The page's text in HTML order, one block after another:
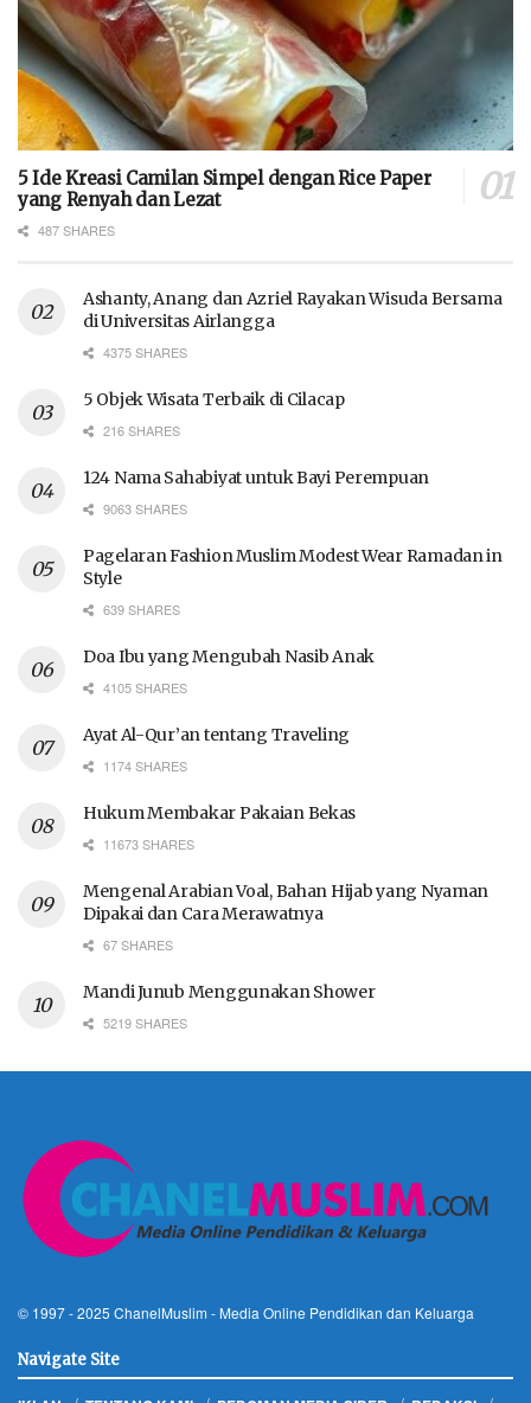
5 Ide Kreasi Camilan Simpel dengan Rice Paper
yang Renyah dan Lezat
487 SHARES
Ashanty, Anang dan Azriel Rayakan Wisuda Bersama
di Universitas Airlangga
4375 SHARES
5 Objek Wisata Terbaik di Cilacap
216 SHARES
124 Nama Sahabiyat untuk Bayi Perempuan
9063 SHARES
Pagelaran Fashion Muslim Modest Wear Ramadan in
Style
639 SHARES
Doa Ibu yang Mengubah Nasib Anak
4105 SHARES
Ayat Al-Qur’an tentang Traveling
1174 SHARES
Hukum Membakar Pakaian Bekas
11673 SHARES
Mengenal Arabian Voal, Bahan Hijab yang Nyaman
Dipakai dan Cara Merawatnya
67 SHARES
Mandi Junub Menggunakan Shower
5219 SHARES
© 1997 - 2025 ChanelMuslim - Media Online Pendidikan dan Keluarga
Navigate Site